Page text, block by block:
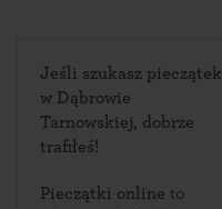
Jeśli szukasz pieczątek
w Dąbrowie
Tarnowskiej, dobrze
trafiłeś!
Pieczątki online to